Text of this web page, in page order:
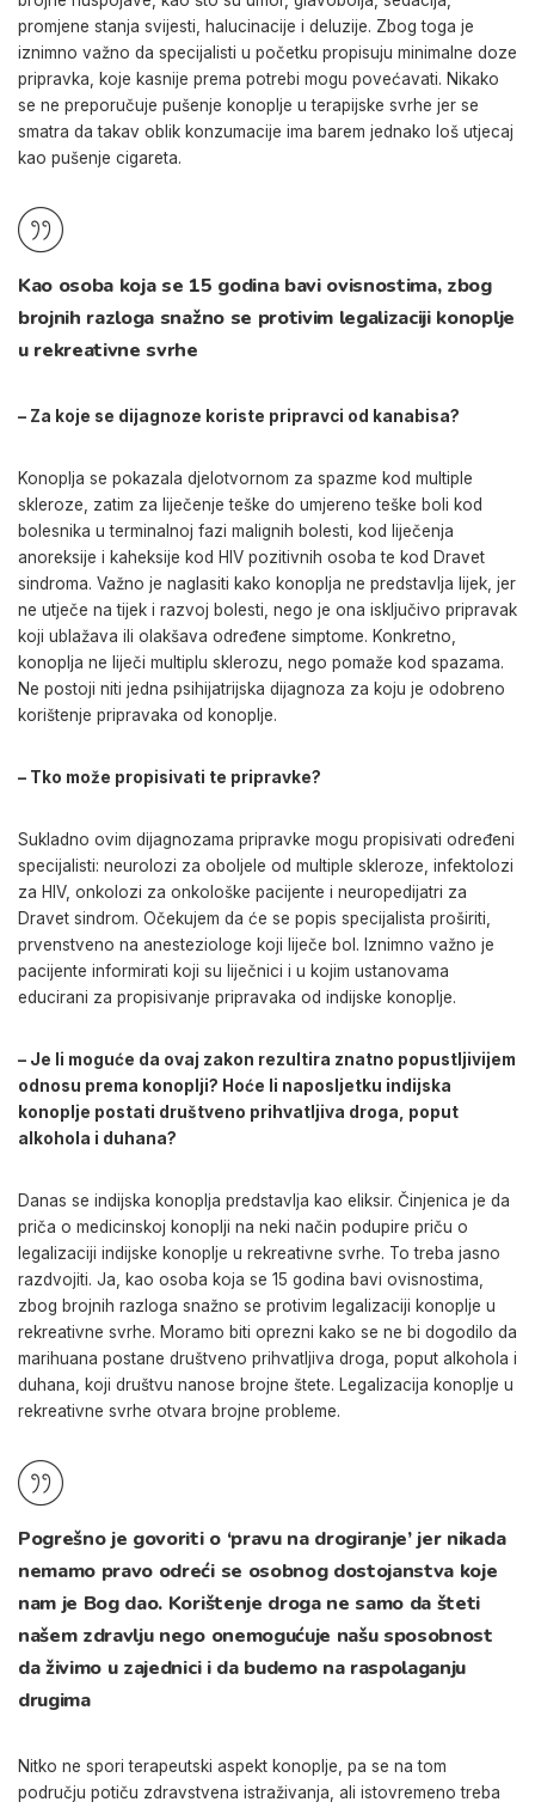
promjene stanja svijesti, halucinacije i deluzije. Zbog toga je
iznimno važno da specijalisti u početku propisuju minimalne doze
pripravka, koje kasnije prema potrebi mogu povećavati. Nikako
se ne preporučuje pušenje konoplje u terapijske svrhe jer se
smatra da takav oblik konzumacije ima barem jednako loš utjecaj
kao pušenje cigareta.
Kao osoba koja se 15 godina bavi ovisnostima, zbog
brojnih razloga snažno se protivim legalizaciji konoplje
u rekreativne svrhe
– Za koje se dijagnoze koriste pripravci od kanabisa?
Konoplja se pokazala djelotvornom za spazme kod multiple
skleroze, zatim za liječenje teške do umjereno teške boli kod
bolesnika u terminalnoj fazi malignih bolesti, kod liječenja
anoreksije i kaheksije kod HIV pozitivnih osoba te kod Dravet
sindroma. Važno je naglasiti kako konoplja ne predstavlja lijek, jer
ne utječe na tijek i razvoj bolesti, nego je ona isključivo pripravak
koji ublažava ili olakšava određene simptome. Konkretno,
konoplja ne liječi multiplu sklerozu, nego pomaže kod spazama.
Ne postoji niti jedna psihijatrijska dijagnoza za koju je odobreno
korištenje pripravaka od konoplje.
– Tko može propisivati te pripravke?
Sukladno ovim dijagnozama pripravke mogu propisivati određeni
specijalisti: neurolozi za oboljele od multiple skleroze, infektolozi
za HIV, onkolozi za onkološke pacijente i neuropedijatri za
Dravet sindrom. Očekujem da će se popis specijalista proširiti,
prvenstveno na anesteziologe koji liječe bol. Iznimno važno je
pacijente informirati koji su liječnici i u kojim ustanovama
educirani za propisivanje pripravaka od indijske konoplje.
– Je li moguće da ovaj zakon rezultira znatno popustljivijem
odnosu prema konoplji? Hoće li naposljetku indijska
konoplje postati društveno prihvatljiva droga, poput
alkohola i duhana?
Danas se indijska konoplja predstavlja kao eliksir. Činjenica je da
priča o medicinskoj konoplji na neki način podupire priču o
legalizaciji indijske konoplje u rekreativne svrhe. To treba jasno
razdvojiti. Ja, kao osoba koja se 15 godina bavi ovisnostima,
zbog brojnih razloga snažno se protivim legalizaciji konoplje u
rekreativne svrhe. Moramo biti oprezni kako se ne bi dogodilo da
marihuana postane društveno prihvatljiva droga, poput alkohola i
duhana, koji društvu nanose brojne štete. Legalizacija konoplje u
rekreativne svrhe otvara brojne probleme.
Pogrešno je govoriti o ‘pravu na drogiranje’ jer nikada
nemamo pravo odreći se osobnog dostojanstva koje
nam je Bog dao. Korištenje droga ne samo da šteti
našem zdravlju nego onemogućuje našu sposobnost
da živimo u zajednici i da budemo na raspolaganju
drugima
Nitko ne spori terapeutski aspekt konoplje, pa se na tom
području potiču zdravstvena istraživanja, ali istovremeno treba